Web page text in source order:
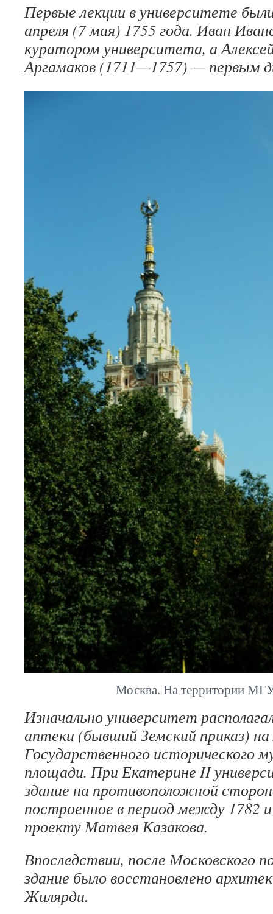
Первые лекции в университете
апреля (7 мая) 1755 года. Иван
куратором университета, а
Аргамаков (1711—1757) — первым
Москва. На территории
Изначально университет
аптеки (бывший Земский приказ)
Государственного исторического
площади. При Екатерине II
здание на противоположной
построенное в период между 1782
проекту Матвея Казакова.
Впоследствии, после Московского
здание было восстановлено
Жилярди.